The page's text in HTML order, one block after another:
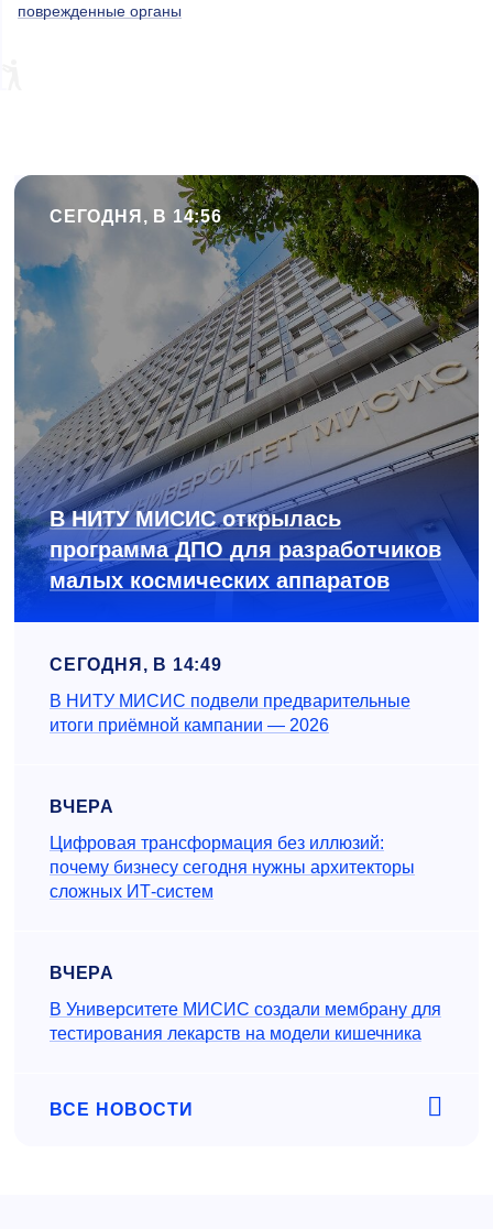
поврежденные органы
СЕГОДНЯ, В 14:56
В НИТУ МИСИС открылась
программа ДПО для разработчиков
малых космических аппаратов
СЕГОДНЯ, В 14:49
В НИТУ МИСИС подвели предварительные
итоги приёмной кампании — 2026
ВЧЕРА
Цифровая трансформация без иллюзий:
почему бизнесу сегодня нужны архитекторы
сложных ИТ-систем
ВЧЕРА
В Университете МИСИС создали мембрану для
тестирования лекарств на модели кишечника
ВСЕ НОВОСТИ